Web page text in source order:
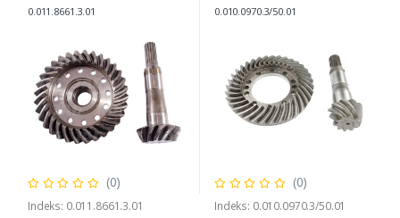
0.011.8661.3.01
(0)
Indeks: 0.011.8661.3.01
FAHR 0.010.0970.3/20
0.010.0970.3/50.01
(0)
Indeks: 0.010.0970.3/50.01